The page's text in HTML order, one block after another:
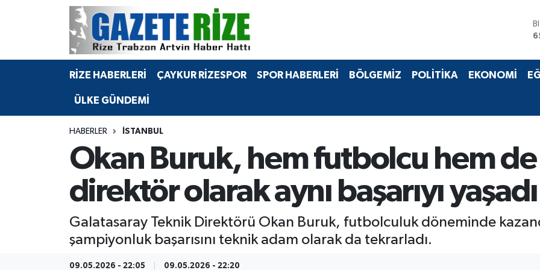
RİZE HABERLERİ ÇAYKUR RİZESPOR SPOR HABERLERİ BÖLGEMİZ POLİTİKA EKONOMİ
ÜLKE GÜNDEMİ
HABERLER İSTANBUL
Okan Buruk, hem futbolcu hem
direktör olarak aynı başarıyı yaşadı
Galatasaray Teknik Direktörü Okan Buruk, futbolculuk döneminde
şampiyonluk başarısını teknik adam olarak da tekrarladı.
09.05.2026 - 22:05 09.05.2026 - 22:20
BÖLGEMİZ
Bilim Teknoloji
Advertising news
Canlı Maç
Merkez Nöbetçi Eczaneler
Merkez Hava Durumu
Merkez Trafik Yoğunluk Haritası
Tüm Manşetler
Son Dakika Haberleri
Haber Arşivi